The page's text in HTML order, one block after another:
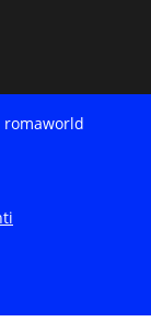
romaworld